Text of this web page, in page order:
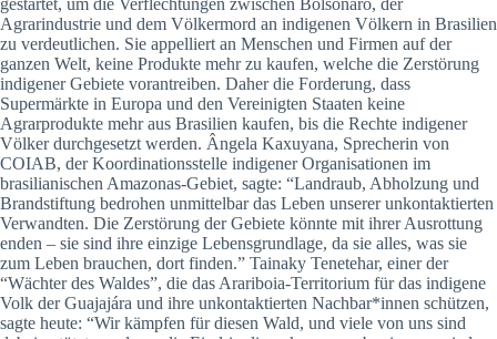
gestartet, um die Verflechtungen zwischen Bolsonaro, der
Agrarindustrie und dem Völkermord an indigenen Völkern in Brasilien
zu verdeutlichen. Sie appelliert an Menschen und Firmen auf der
ganzen Welt, keine Produkte mehr zu kaufen, welche die Zerstörung
indigener Gebiete vorantreiben. Daher die Forderung, dass
Supermärkte in Europa und den Vereinigten Staaten keine
Agrarprodukte mehr aus Brasilien kaufen, bis die Rechte indigener
Völker durchgesetzt werden. Ângela Kaxuyana, Sprecherin von
COIAB, der Koordinationsstelle indigener Organisationen im
brasilianischen Amazonas-Gebiet, sagte: “Landraub, Abholzung und
Brandstiftung bedrohen unmittelbar das Leben unserer unkontaktierten
Verwandten. Die Zerstörung der Gebiete könnte mit ihrer Ausrottung
enden – sie sind ihre einzige Lebensgrundlage, da sie alles, was sie
zum Leben brauchen, dort finden.” Tainaky Tenetehar, einer der
“Wächter des Waldes”, die das Arariboia-Territorium für das indigene
Volk der Guajajára und ihre unkontaktierten Nachbar*innen schützen,
sagte heute: “Wir kämpfen für diesen Wald, und viele von uns sind